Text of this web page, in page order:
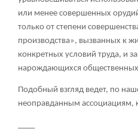
или менее совершенных
только от степени
производства», вызванных к
конкретных условий труда, и
нарождающихся
Подобный взгляд ведет, по
неоправданным ассоциациям,